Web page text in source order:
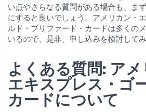
い点やさらなる質問がある場合も、ま
にすると良いでしょう。アメリカン・
ルド・プリファード・カードは多くの
いるので、是非、申し込みを検討してみ
よくある質問: アメ
エキスプレス・ゴ
カードについて